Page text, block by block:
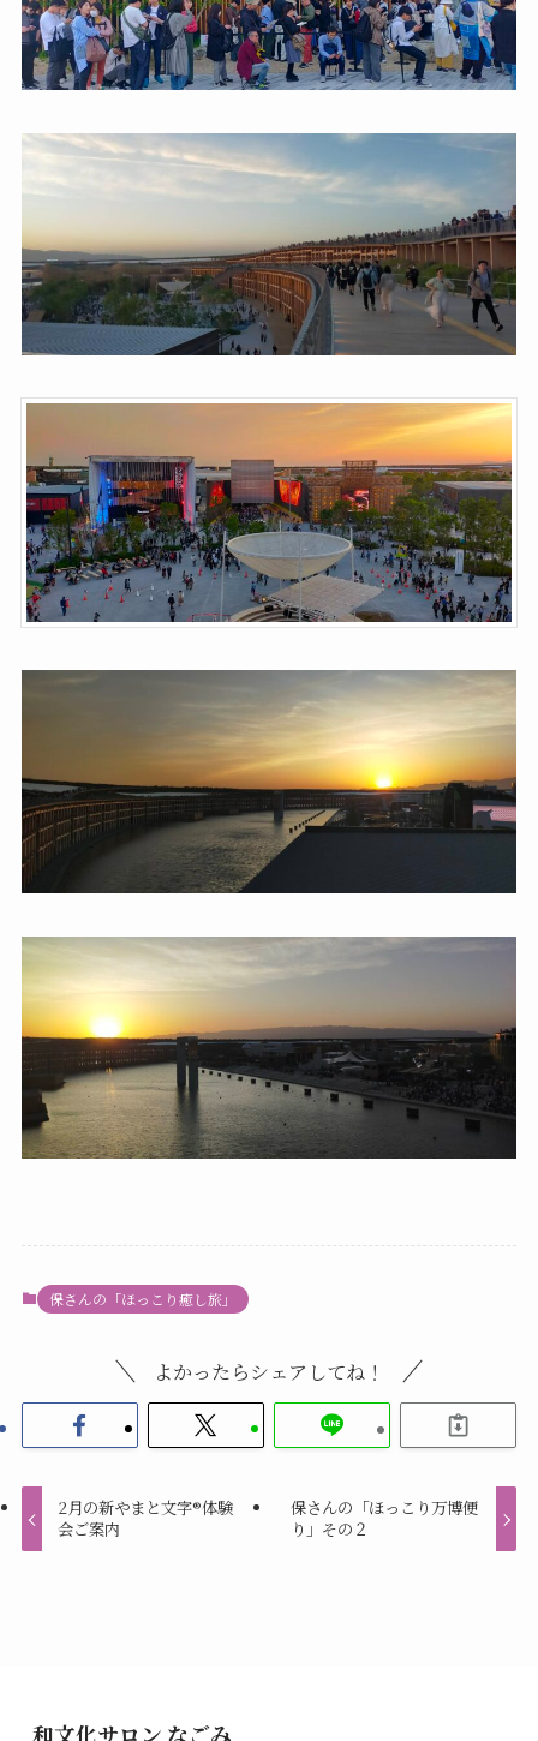
保さんの「ほっこり癒し旅」
よかったらシェアしてね！
2月の新やまと文字®体験
会ご案内
保さんの「ほっこり万博便
り」その２
和文化サロン なごみ